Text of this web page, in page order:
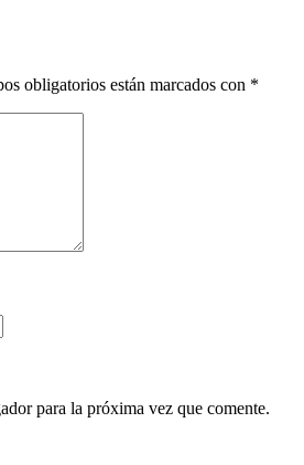
obligatorios están marcados con *
para la próxima vez que comente.